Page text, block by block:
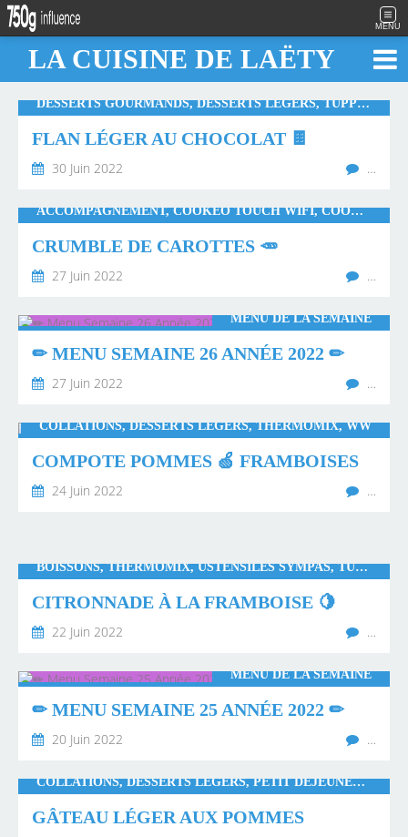
MENU
LA CUISINE DE LAËTY
DESSERTS GOURMANDS, DESSERTS LÉGERS, TUPPERWARE, MULTI DÉLICES SEB
FLAN LÉGER AU CHOCOLAT 🍫
30 Juin 2022 …
ACCOMPAGNEMENT, COOKEO TOUCH WIFI, COOKEO STANDARD, LÉGUMES, MONSIEUR CUISINE CONNECT, THERMOMIX, TUPPERWARE, WW
CRUMBLE DE CAROTTES 🥕
27 Juin 2022 …
MENU DE LA SEMAINE
✏ MENU SEMAINE 26 ANNÉE 2022 ✏
27 Juin 2022 …
COLLATIONS, DESSERTS LÉGERS, THERMOMIX, WW
COMPOTE POMMES 🍏 FRAMBOISES
24 Juin 2022 …
BOISSONS, THERMOMIX, USTENSILES SYMPAS, TUPPERWARE
CITRONNADE À LA FRAMBOISE 🍋
22 Juin 2022 …
MENU DE LA SEMAINE
✏ MENU SEMAINE 25 ANNÉE 2022 ✏
20 Juin 2022 …
COLLATIONS, DESSERTS LÉGERS, PETIT DÉJEUNER, THERMOMIX, WW, TUPPERWARE
GÂTEAU LÉGER AUX POMMES